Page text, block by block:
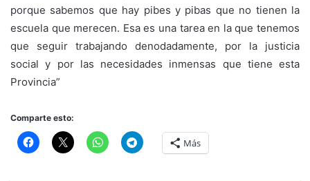
porque sabemos que hay pibes y pibas que no tienen la
escuela que merecen. Esa es una tarea en la que tenemos
que seguir trabajando denodadamente, por la justicia
social y por las necesidades inmensas que tiene esta
Provincia”
Comparte esto:
Más